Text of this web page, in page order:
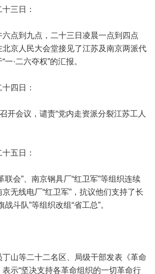
三日：
到九点，二十三日凌晨一点到四点
京人民大会堂接见了江苏及南京两派代
·二六夺权”的汇报。
四日：
会议，谴责“党内走资派分裂江苏工人
五日：
会”、南京钢具厂“红卫军”等组织连续
无线电厂“红卫军”，抗议他们支持了长
斗队”等组织改组“省工总”。
等二十二名区、局级干部发表《革命
示“坚决支持各革命组织的一切革命行